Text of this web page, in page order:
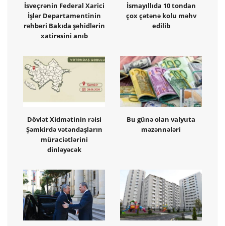
İsveçrənin Federal Xarici
İşlər Departamentinin
rəhbəri Bakıda şəhidlərin
xatirəsini anıb
İsmayıllıda 10 tondan
çox çətənə kolu məhv
edilib
Dövlət Xidmətinin rəisi
Şəmkirdə vətəndaşların
müraciətlərini
dinləyəcək
Bu günə olan valyuta
məzənnələri